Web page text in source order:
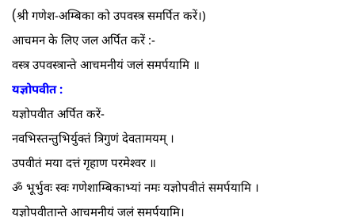
(श्री गणेश-अम्बिका को उपवस्त्र समर्पित करें।)
आचमन के लिए जल अर्पित करें :-
वस्त्र उपवस्त्रान्ते आचमनीयं जलं समर्पयामि ॥
यज्ञोपवीत :
यज्ञोपवीत अर्पित करें-
नवभिस्तन्तुभिर्युक्तं त्रिगुणं देवतामयम्‌ ।
उपवीतं मया दत्तं गृहाण परमेश्वर ॥
ॐ भूर्भुवः स्वः गणेशाम्बिकाभ्यां नमः यज्ञोपवीतं समर्पयामि ।
यज्ञोपवीतान्ते आचमनीयं जलं समर्पयामि।